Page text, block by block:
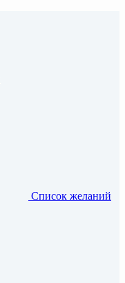
Список желаний